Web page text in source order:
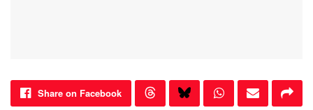
Share on Facebook